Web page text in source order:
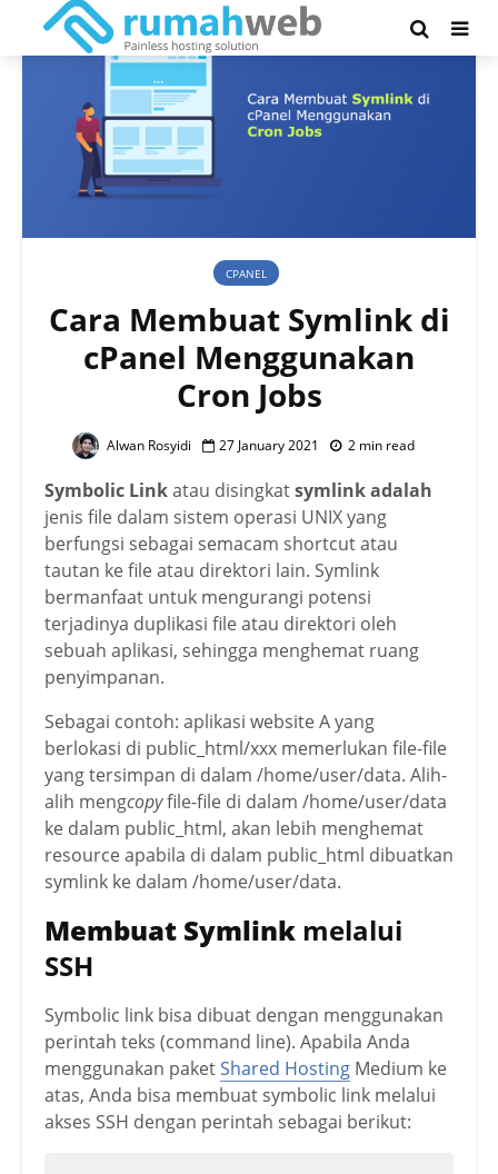
CPANEL
Cara Membuat Symlink di
cPanel Menggunakan
Cron Jobs
Alwan Rosyidi 27 January 2021 2 min read
Symbolic Linkatau disingkatsymlink adalah
jenis file dalam sistem operasi UNIX yang
berfungsi sebagai semacam shortcut atau
tautan ke file atau direktori lain. Symlink
bermanfaat untuk mengurangi potensi
terjadinya duplikasi file atau direktori oleh
sebuah aplikasi, sehingga menghemat ruang
penyimpanan.
Sebagai contoh: aplikasi website A yang
berlokasi di public_html/xxx memerlukan file-file
yang tersimpan di dalam /home/user/data. Alih-
alih mengcopyfile-file di dalam /home/user/data
ke dalam public_html, akan lebih menghemat
resource apabila di dalam public_html dibuatkan
symlink ke dalam /home/user/data.
Membuat Symlink melalui
SSH
Symbolic link bisa dibuat dengan menggunakan
perintah teks (command line). Apabila Anda
menggunakan paketShared Hosting Medium ke
atas, Anda bisa membuat symbolic link melalui
akses SSH dengan perintah sebagai berikut: